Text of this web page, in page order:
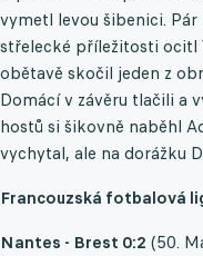
vymetl levou šibenici.
střelecké příležitosti ocitl
obětavě skočil jeden z
Domácí v závěru tlačili a
hostů si šikovně naběhl
vychytal, ale na dorážku
Francouzská fotbalová
Nantes - Brest 0:2 (50.